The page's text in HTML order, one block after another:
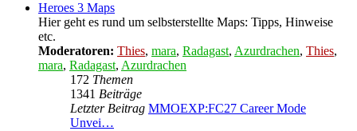
Heroes 3 Maps
Hier geht es rund um selbsterstellte Maps: Tipps, Hinweise
etc.
Moderatoren: Thies, mara, Radagast, Azurdrachen, Thies,
mara, Radagast, Azurdrachen
172 Themen
1341 Beiträge
Letzter Beitrag MMOEXP:FC27 Career Mode
Unvei…